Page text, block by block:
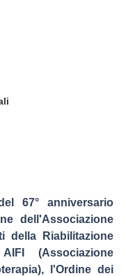
67° anniversario
dell'Associazione
della Riabilitazione
(Associazione
, l'Ordine dei